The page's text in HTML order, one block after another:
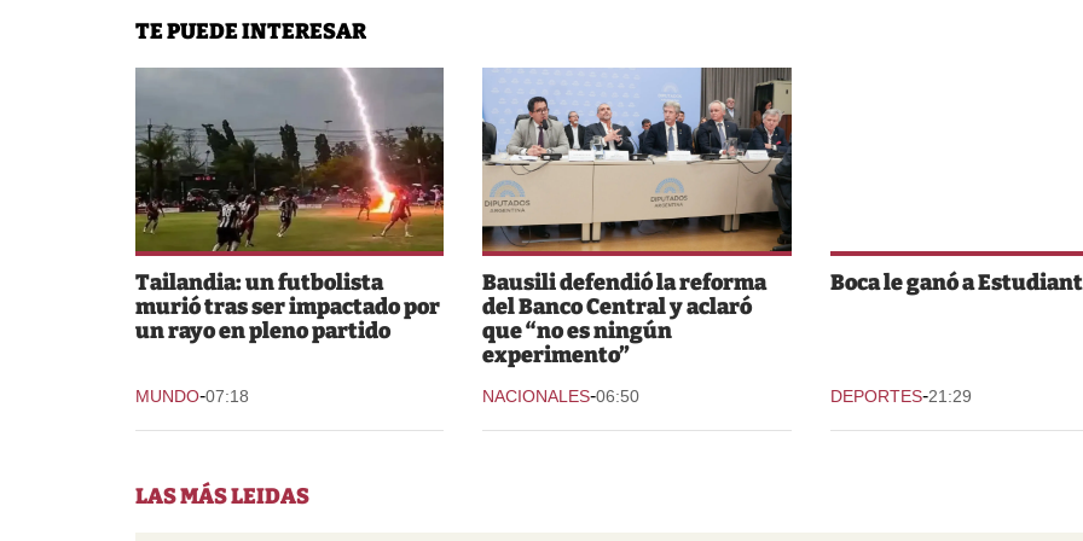
TE PUEDE INTERESAR
Tailandia: un futbolista
murió tras ser impactado por
un rayo en pleno partido
MUNDO-07:18
Bausili defendió la reforma
del Banco Central y aclaró
que “no es ningún
experimento”
NACIONALES-06:50
Boca le ganó a
DEPORTES-21:29
LAS MÁS LEIDAS